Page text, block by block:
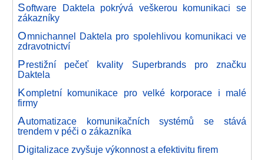
Software Daktela pokrývá veškerou komunikaci se
zákazníky
Omnichannel Daktela pro spolehlivou komunikaci ve
zdravotnictví
Prestižní pečeť kvality Superbrands pro značku
Daktela
Kompletní komunikace pro velké korporace i malé
firmy
Automatizace komunikačních systémů se stává
trendem v péči o zákazníka
Digitalizace zvyšuje výkonnost a efektivitu firem